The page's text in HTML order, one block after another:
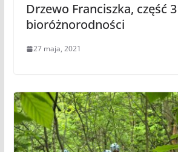
Drzewo Franciszka, część
bioróżnorodności
27 maja, 2021